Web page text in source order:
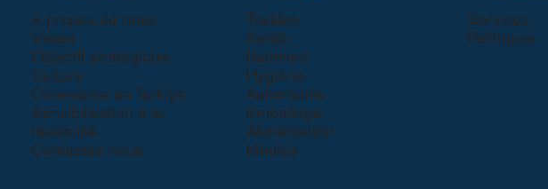
À propos de nous
Vision
Objectif stratégique
Culture
Commerce en Türkiye
Sensibilisation à la
durabilité
Contactez-nous
Textiles
Santé
Batiment
Hygiène
Automobile
Emballage
Alimentation
Meuble
Services
Politiques